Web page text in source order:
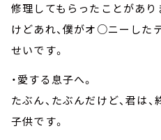
修理してもらったことがあり
けどあれ、僕がオ○ニーした
せいです。
・愛する息子へ。
たぶん、たぶんだけど、君は
子供です。